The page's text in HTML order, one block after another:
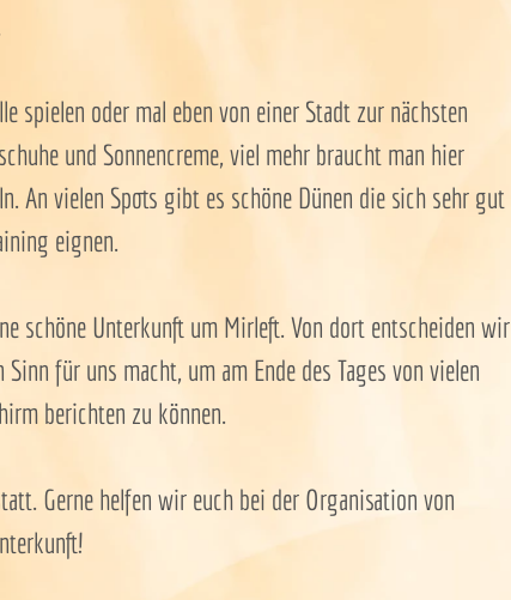
spielen oder mal eben von einer Stadt zur nächsten
und Sonnencreme, viel mehr braucht man hier
An vielen Spots gibt es schöne Dünen die sich sehr gut
eignen.
schöne Unterkunft um Mirleft. Von dort entscheiden wir
für uns macht, um am Ende des Tages von vielen
berichten zu können.
Gerne helfen wir euch bei der Organisation von